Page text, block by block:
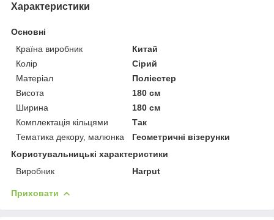
Характеристики
Основні
Країна виробник
Китай
Колір
Сірий
Матеріал
Поліестер
Висота
180 см
Ширина
180 см
Комплектація кільцями
Так
Тематика декору, малюнка
Геометричні візерунки
Користувальницькі характеристики
Виробник
Harput
Приховати